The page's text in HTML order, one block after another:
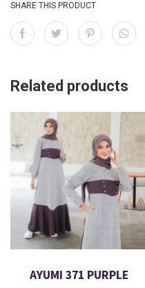
SHARE THIS PRODUCT
Related products
AYUMI 371 PURPLE